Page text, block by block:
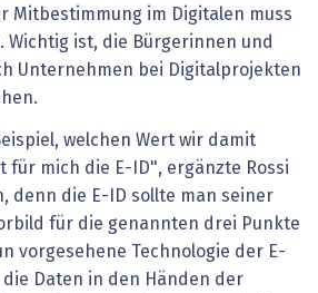
Mitbestimmung im Digitalen muss
Wichtig ist, die Bürgerinnen und
Unternehmen bei Digitalprojekten
welchen Wert wir damit
für mich die E-ID", ergänzte Rossi
denn die E-ID sollte man seiner
für die genannten drei Punkte
vorgesehene Technologie der E-
die Daten in den Händen der